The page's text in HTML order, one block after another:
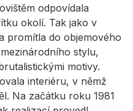
odpovídala
okolí. Tak jako v
promítla do objemového
stylu,
motivy.
interiéru, v němž
Na začátku roku 1981